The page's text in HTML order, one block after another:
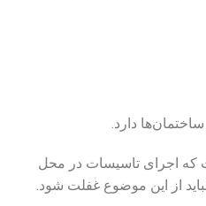
دارد.
که اجرای تاسیسات در محل
از این موضوع غفلت شود.